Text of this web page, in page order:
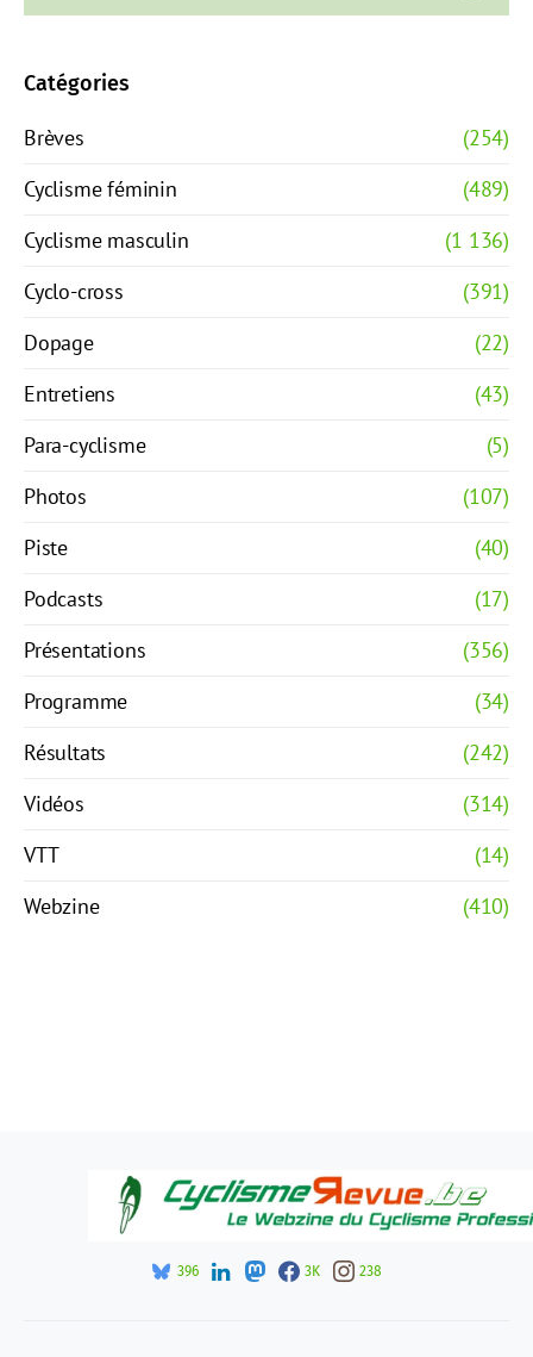
Catégories
Brèves
(254)
Cyclisme féminin
(489)
Cyclisme masculin
(1 136)
Cyclo-cross
(391)
Dopage
(22)
Entretiens
(43)
Para-cyclisme
(5)
Photos
(107)
Piste
(40)
Podcasts
(17)
Présentations
(356)
Programme
(34)
Résultats
(242)
Vidéos
(314)
VTT
(14)
Webzine
(410)
396 3K 238